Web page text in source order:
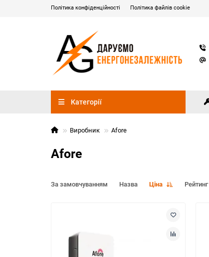
Політика конфіденційності Політика файлів cookie
Категорії
Виробник Afore
Afore
За замовчуванням Назва Ціна Рейтинг